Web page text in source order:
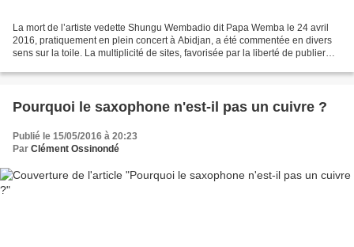
La mort de l’artiste vedette Shungu Wembadio dit Papa Wemba le 24 avril
2016, pratiquement en plein concert à Abidjan, a été commentée en divers
sens sur la toile. La multiplicité de sites, favorisée par la liberté de publier
Pourquoi le saxophone n'est-il pas un cuivre ?
Publié le 15/05/2016 à 20:23
Par Clément Ossinondé